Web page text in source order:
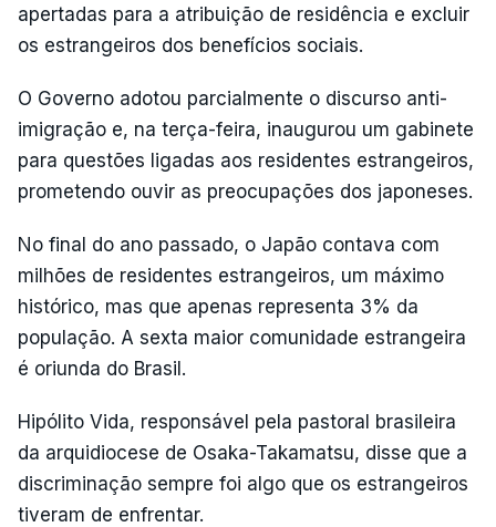
apertadas para a atribuição de residência e excluir
os estrangeiros dos benefícios sociais.
O Governo adotou parcialmente o discurso anti-
imigração e, na terça-feira, inaugurou um gabinete
para questões ligadas aos residentes estrangeiros,
prometendo ouvir as preocupações dos japoneses.
No final do ano passado, o Japão contava com
milhões de residentes estrangeiros, um máximo
histórico, mas que apenas representa 3% da
população. A sexta maior comunidade estrangeira
é oriunda do Brasil.
Hipólito Vida, responsável pela pastoral brasileira
da arquidiocese de Osaka-Takamatsu, disse que a
discriminação sempre foi algo que os estrangeiros
tiveram de enfrentar.